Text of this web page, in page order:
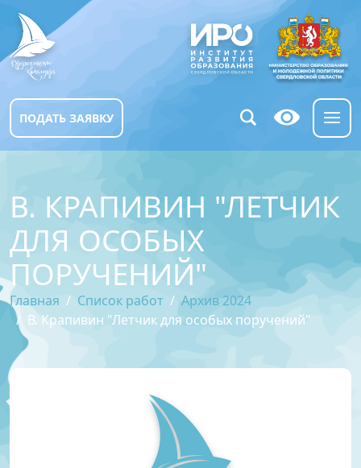
ПОДАТЬ ЗАЯВКУ
В. КРАПИВИН "ЛЕТЧИК
ДЛЯ ОСОБЫХ
ПОРУЧЕНИЙ"
Главная Список работ
Архив 2024
В. Крапивин "Летчик для особых поручений"